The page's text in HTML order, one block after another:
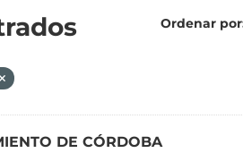
Ordenar por
DE CÓRDOBA